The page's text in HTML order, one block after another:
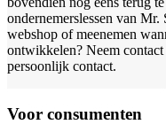
ondernemerslessen van
webshop of meenemen
ontwikkelen? Neem contact
persoonlijk contact.
Voor consumenten